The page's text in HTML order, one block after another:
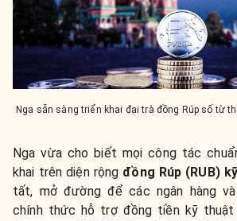
Nga sẵn sàng triển khai đại trà đồng Rúp số từ
Nga vừa cho biết mọi công tác
khai trên diện rộng đồng Rúp (RUB)
tất, mở đường để các ngân hàng
chính thức hỗ trợ đồng tiền kỹ thuật